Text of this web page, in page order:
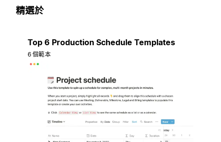
精選於
Top 6 Production Schedule Templates
6 個範本